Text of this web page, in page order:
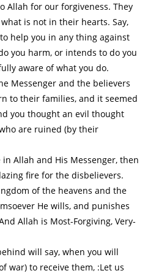
Allah for our forgiveness. They
is not in their hearts. Say,
help you in any thing against
you harm, or intends to do you
aware of what you do.
Messenger and the believers
to their families, and it seemed
you thought an evil thought
are ruined (by their
Allah and His Messenger, then
fire for the disbelievers.
of the heavens and the
He wills, and punishes
Allah is Most-Forgiving, Very-
will say, when you will
war) to receive them, :Let us